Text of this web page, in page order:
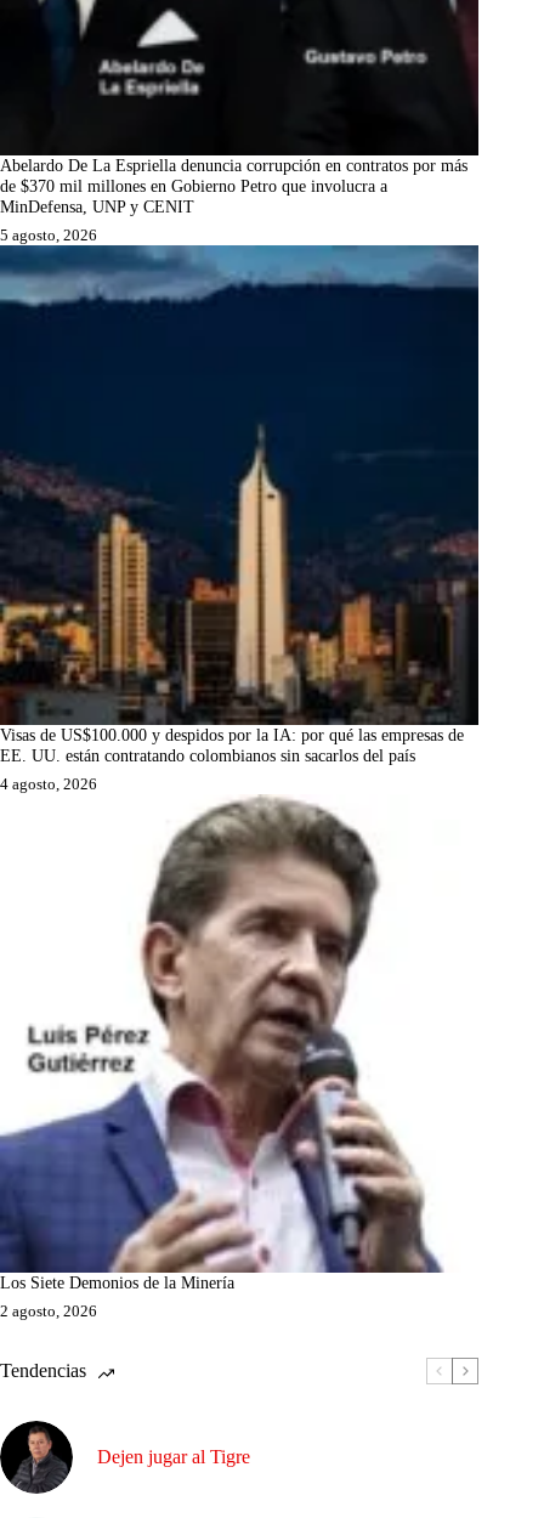
Abelardo De La Espriella denuncia corrupción en contratos por más
de $370 mil millones en Gobierno Petro que involucra a
MinDefensa, UNP y CENIT
5 agosto, 2026
Visas de US$100.000 y despidos por la IA: por qué las empresas de
EE. UU. están contratando colombianos sin sacarlos del país
4 agosto, 2026
Los Siete Demonios de la Minería
2 agosto, 2026
Tendencias
Dejen jugar al Tigre